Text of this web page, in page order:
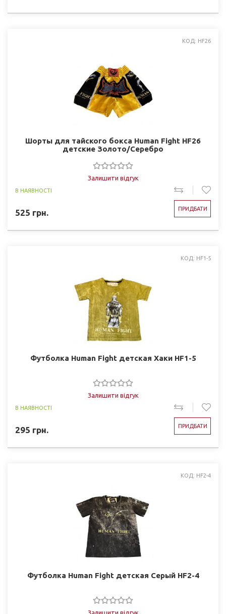
КОД: HF26
Шорты для тайского бокса Human Fight HF26
детские Золото/Серебро
Залишити відгук
В НАЯВНОСТІ
525 грн. ПРИДБАТИ
КОД: HF1-5
Футболка Human Fight детская Хаки HF1-5
Залишити відгук
В НАЯВНОСТІ
295 грн. ПРИДБАТИ
КОД: HF2-4
Футболка Human Fight детская Серый HF2-4
Залишити відгук